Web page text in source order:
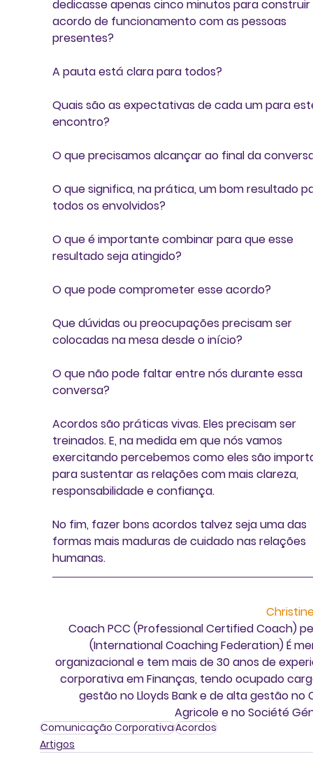
dedicasse apenas cinco minutos para
acordo de funcionamento com as pessoas
presentes?
A pauta está clara para todos?
Quais são as expectativas de cada um para
encontro?
O que precisamos alcançar ao final da
O que significa, na prática, um bom resultado
todos os envolvidos?
O que é importante combinar para que esse
resultado seja atingido?
O que pode comprometer esse acordo?
Que dúvidas ou preocupações precisam ser
colocadas na mesa desde o início?
O que não pode faltar entre nós durante essa
conversa?
Acordos são práticas vivas. Eles precisam ser
treinados. E, na medida em que nós vamos
exercitando percebemos como eles são
para sustentar as relações com mais clareza,
responsabilidade e confiança.
No fim, fazer bons acordos talvez seja uma das
formas mais maduras de cuidado nas relações
humanas.
Coach PCC (Professional Certified Coach)
(International Coaching Federation) É
organizacional e tem mais de 30 anos de
corporativa em Finanças, tendo ocupado
gestão no Lloyds Bank e de alta gestão no
Agricole e no Société
Comunicação CorporativaAcordos
Artigos